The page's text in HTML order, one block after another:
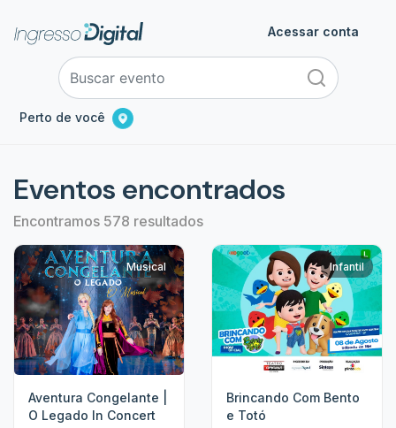
Perto de você
Acessar conta
Eventos encontrados
Encontramos 578 resultados
Musical
Aventura Congelante |
O Legado In Concert
Infantil
Brincando Com Bento
e Totó